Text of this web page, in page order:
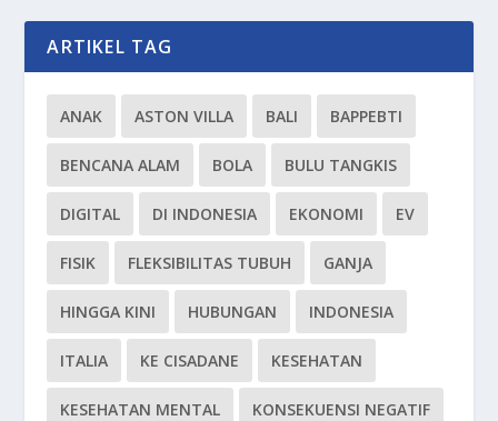
ARTIKEL TAG
ANAK ASTON VILLA BALI BAPPEBTI
BENCANA ALAM BOLA BULU TANGKIS
DIGITAL DI INDONESIA EKONOMI EV
FISIK FLEKSIBILITAS TUBUH GANJA
HINGGA KINI HUBUNGAN INDONESIA
ITALIA KE CISADANE KESEHATAN
KESEHATAN MENTAL KONSEKUENSI NEGATIF